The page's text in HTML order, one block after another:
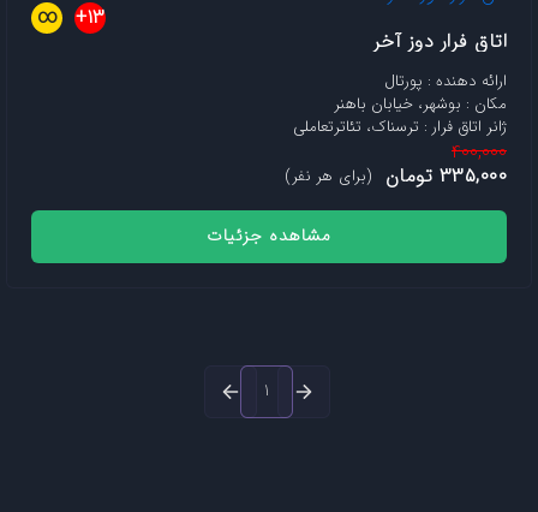
13+
∞
اتاق فرار دوز آخر
ارائه دهنده : پورتال
مکان : بوشهر، خیابان باهنر
ژانر اتاق فرار : ترسناک، تئاترتعاملی
400,000
335,000 تومان
(برای هر نفر)
مشاهده جزئیات